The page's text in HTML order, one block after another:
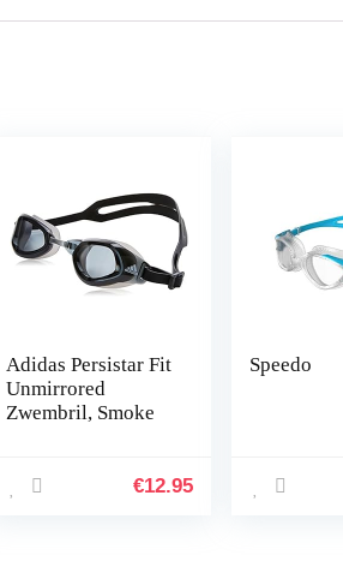
Adidas Persistar Fit
Unmirrored
Zwembril, Smoke
€12.95
Speedo